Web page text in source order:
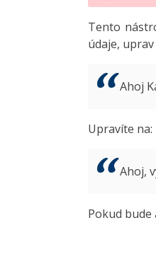
Tento
údaje,
Ahoj
Upravíte na:
Ahoj,
Pokud